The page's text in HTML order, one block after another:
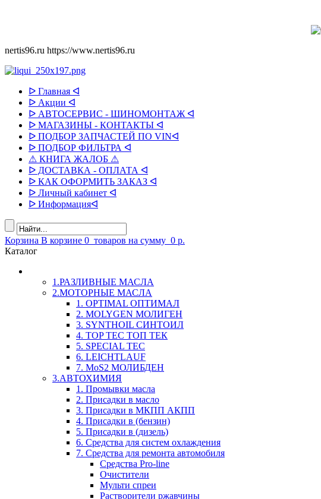
nertis96.ru https://www.nertis96.ru
ᐅ Главная ᐊ
ᐅ Акции ᐊ
ᐅ АВТОСЕРВИС - ШИНОМОНТАЖ ᐊ
ᐅ МАГАЗИНЫ - КОНТАКТЫ ᐊ
ᐅ ПОДБОР ЗАПЧАСТЕЙ ПО VINᐊ
ᐅ ПОДБОР ФИЛЬТРА ᐊ
⚠ КНИГА ЖАЛОБ ⚠
ᐅ ДОСТАВКА - ОПЛАТА ᐊ
ᐅ КАК ОФОРМИТЬ ЗАКАЗ ᐊ
ᐅ Личный кабинет ᐊ
ᐅ Информацияᐊ
Корзина В корзине 0 товаров на сумму 0 р.
Каталог
1.РАЗЛИВНЫЕ МАСЛА
2.МОТОРНЫЕ МАСЛА
1. OPTIMAL ОПТИМАЛ
2. MOLYGEN МОЛИГЕН
3. SYNTHOIL СИНТОИЛ
4. TOP TEC ТОП ТЕК
5. SPECIAL TEC
6. LEICHTLAUF
7. MoS2 МОЛИБДЕН
3.АВТОХИМИЯ
1. Промывки масла
2. Присадки в масло
3. Присадки в МКПП АКПП
4. Присадки в (бензин)
5. Присадки в (дизель)
6. Средства для систем охлаждения
7. Средства для ремонта автомобиля
Средства Pro-line
Очистители
Мульти спреи
Растворители ржавчины